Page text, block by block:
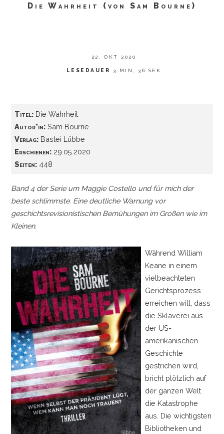
Die Wahrheit (von Sam Bourne)
22. OKT 2020
LESEDAUER 3 MIN, 36 SEK
Titel:Die Wahrheit
Autor*in:Sam Bourne
Verlag:Bastei Lübbe
Erschienen:29.05.2020
Seiten:448
Band 4 der Serie um Maggie Costello und für mich der
beste schlimmste. Eine deutliche Warnung vor
geschichtsrevisionistischen Bemühungen im Großen wie im
Kleinen.
Während William
Keane in einem
vielbeachteten
Gerichtsprozess
erreichen will, dass
die Sklaverei aus
der US-
amerikanischen
Geschichte
gestrichen wird,
bricht plötzlich auf
der ganzen Welt
die Katastrophe
aus. Die wichtigsten
Bibliotheken und